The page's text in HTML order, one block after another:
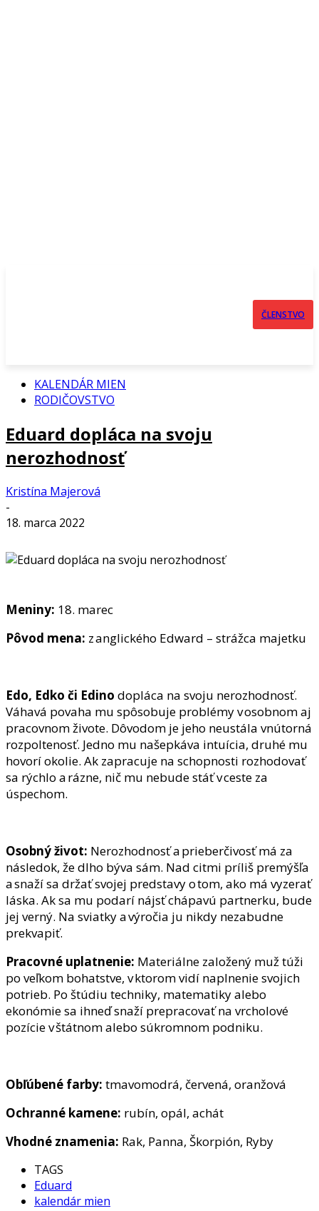
ČLENSTVO
KALENDÁR MIEN
RODIČOVSTVO
Eduard dopláca na svoju
nerozhodnosť
Kristína Majerová
-
18. marca 2022
Meniny: 18. marec
Pôvod mena: z anglického Edward – strážca majetku
Edo, Edko či Edino dopláca na svoju nerozhodnosť.
Váhavá povaha mu spôsobuje problémy v osobnom aj
pracovnom živote. Dôvodom je jeho neustála vnútorná
rozpoltenosť. Jedno mu našepkáva intuícia, druhé mu
hovorí okolie. Ak zapracuje na schopnosti rozhodovať
sa rýchlo a rázne, nič mu nebude stáť v ceste za
úspechom.
Osobný život: Nerozhodnosť a prieberčivosť má za
následok, že dlho býva sám. Nad citmi príliš premýšľa
a snaží sa držať svojej predstavy o tom, ako má vyzerať
láska. Ak sa mu podarí nájsť chápavú partnerku, bude
jej verný. Na sviatky a výročia ju nikdy nezabudne
prekvapiť.
Pracovné uplatnenie: Materiálne založený muž túži
po veľkom bohatstve, v ktorom vidí naplnenie svojich
potrieb. Po štúdiu techniky, matematiky alebo
ekonómie sa ihneď snaží prepracovať na vrcholové
pozície v štátnom alebo súkromnom podniku.
Obľúbené farby: tmavomodrá, červená, oranžová
Ochranné kamene: rubín, opál, achát
Vhodné znamenia: Rak, Panna, Škorpión, Ryby
TAGS
Eduard
kalendár mien